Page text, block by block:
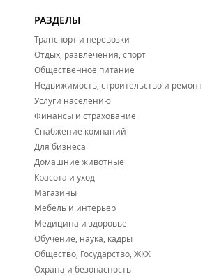
РАЗДЕЛЫ
Транспорт и перевозки
Отдых, развлечения, спорт
Общественное питание
Недвижимость, строительство и ремонт
Услуги населению
Финансы и страхование
Снабжение компаний
Для бизнеса
Домашние животные
Красота и уход
Магазины
Мебель и интерьер
Медицина и здоровье
Обучение, наука, кадры
Общество, Государство, ЖКХ
Охрана и безопасность